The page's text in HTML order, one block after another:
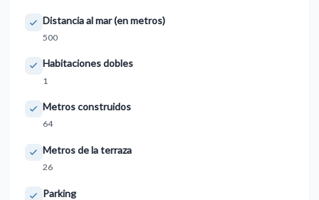
Distancia al mar (en metros)
500
Habitaciones dobles
1
Metros construidos
64
Metros de la terraza
26
Parking